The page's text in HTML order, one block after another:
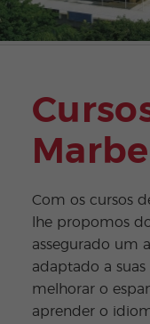
Com os cursos
lhe propomos
assegurado um
adaptado a suas
melhorar o
aprender o